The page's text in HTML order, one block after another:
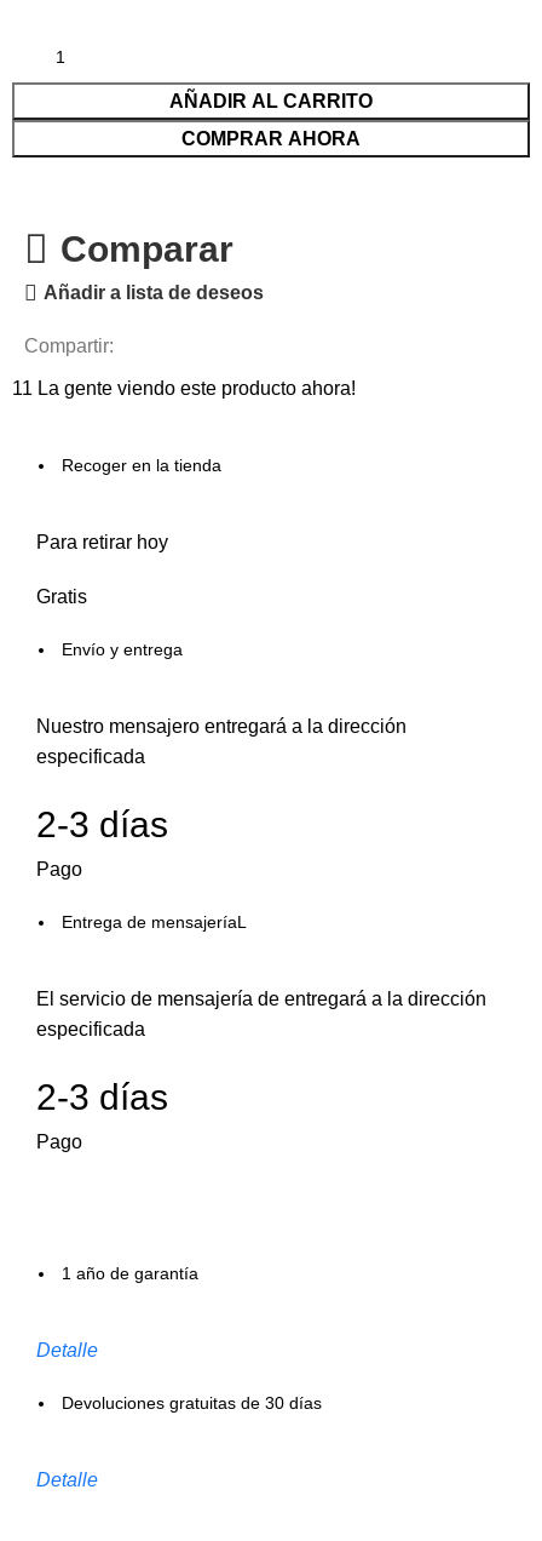
AÑADIR AL CARRITO
COMPRAR AHORA
Comparar
Añadir a lista de deseos
Compartir:
11 La gente viendo este producto ahora!
Recoger en la tienda
Para retirar hoy
Gratis
Envío y entrega
Nuestro mensajero entregará a la dirección
especificada
2-3 días
Pago
Entrega de mensajeríaL
El servicio de mensajería de entregará a la dirección
especificada
2-3 días
Pago
1 año de garantía
Detalle
Devoluciones gratuitas de 30 días
Detalle